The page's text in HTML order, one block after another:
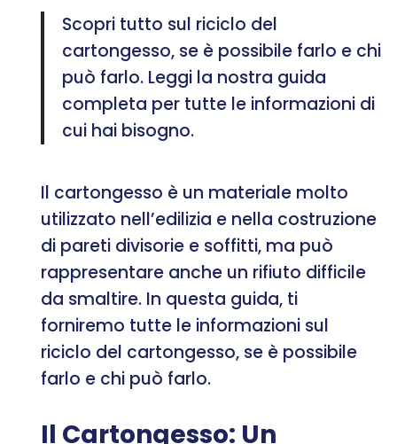
Scopri tutto sul riciclo del
cartongesso, se è possibile farlo e chi
può farlo. Leggi la nostra guida
completa per tutte le informazioni di
cui hai bisogno.
Il cartongesso è un materiale molto
utilizzato nell’edilizia e nella costruzione
di pareti divisorie e soffitti, ma può
rappresentare anche un rifiuto difficile
da smaltire. In questa guida, ti
forniremo tutte le informazioni sul
riciclo del cartongesso, se è possibile
farlo e chi può farlo.
Il Cartongesso: Un